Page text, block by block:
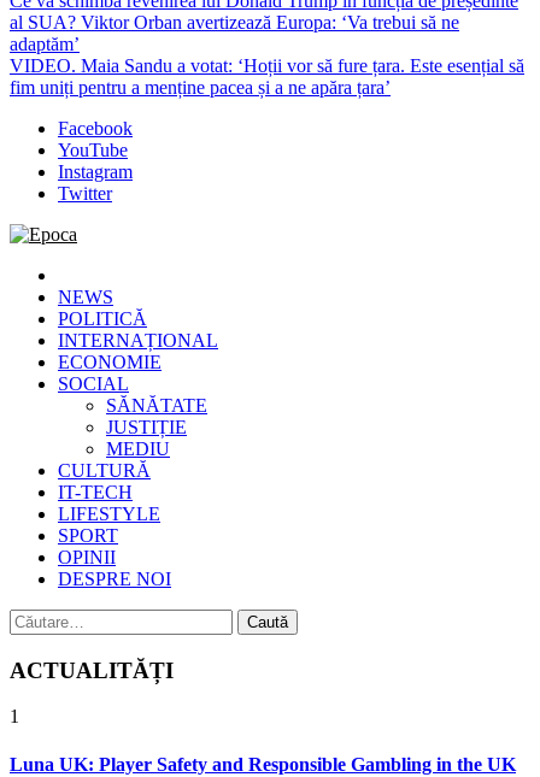
al SUA? Viktor Orban avertizează Europa: ‘Va trebui să ne
adaptăm’
VIDEO. Maia Sandu a votat: ‘Hoții vor să fure țara. Este esențial să
fim uniți pentru a menține pacea și a ne apăra țara’
Facebook
YouTube
Instagram
Twitter
Epoca
Cele mai noi știri online din România
NEWS
POLITICĂ
INTERNAȚIONAL
ECONOMIE
SOCIAL
SĂNĂTATE
JUSTIȚIE
MEDIU
CULTURĂ
IT-TECH
LIFESTYLE
SPORT
OPINII
DESPRE NOI
Caută
după:
ACTUALITĂȚI
1
Luna UK: Player Safety and Responsible Gambling in the UK